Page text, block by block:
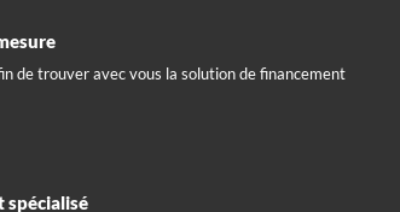
de trouver avec vous la solution de financement
spécialisé